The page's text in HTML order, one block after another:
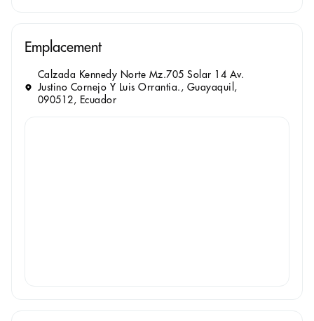
Emplacement
Calzada Kennedy Norte Mz.705 Solar 14 Av.
Justino Cornejo Y Luis Orrantia., Guayaquil,
090512, Ecuador